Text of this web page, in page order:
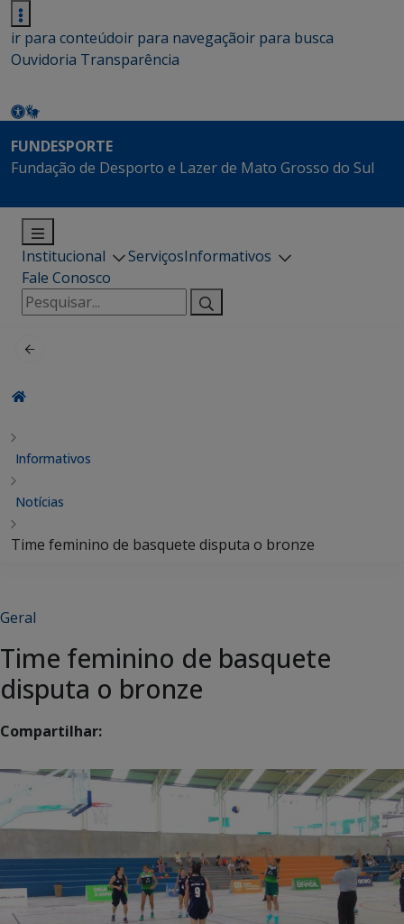
ir para conteúdoir para navegaçãoir para busca
Ouvidoria Transparência
FUNDESPORTE
Fundação de Desporto e Lazer de Mato Grosso do Sul
Institucional ServiçosInformativos
Fale Conosco
Pesquisar
por:
Informativos
Notícias
Time feminino de basquete disputa o bronze
Geral
Time feminino de basquete
disputa o bronze
Compartilhar: